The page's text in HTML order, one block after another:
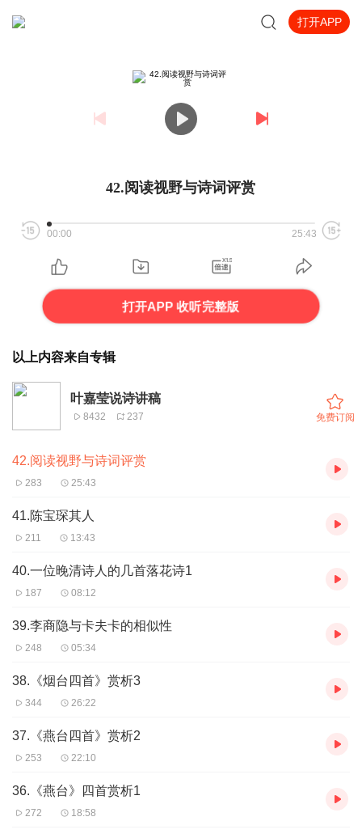
打开APP
42.阅读视野与诗词评赏
00:00 25:43
打开APP 收听完整版
以上内容来自专辑
叶嘉莹说诗讲稿
8432 237 免费订阅
42.阅读视野与诗词评赏
283 25:43
41.陈宝琛其人
211 13:43
40.一位晚清诗人的几首落花诗1
187 08:12
39.李商隐与卡夫卡的相似性
248 05:34
38.《烟台四首》赏析3
344 26:22
37.《燕台四首》赏析2
253 22:10
36.《燕台》四首赏析1
272 18:58